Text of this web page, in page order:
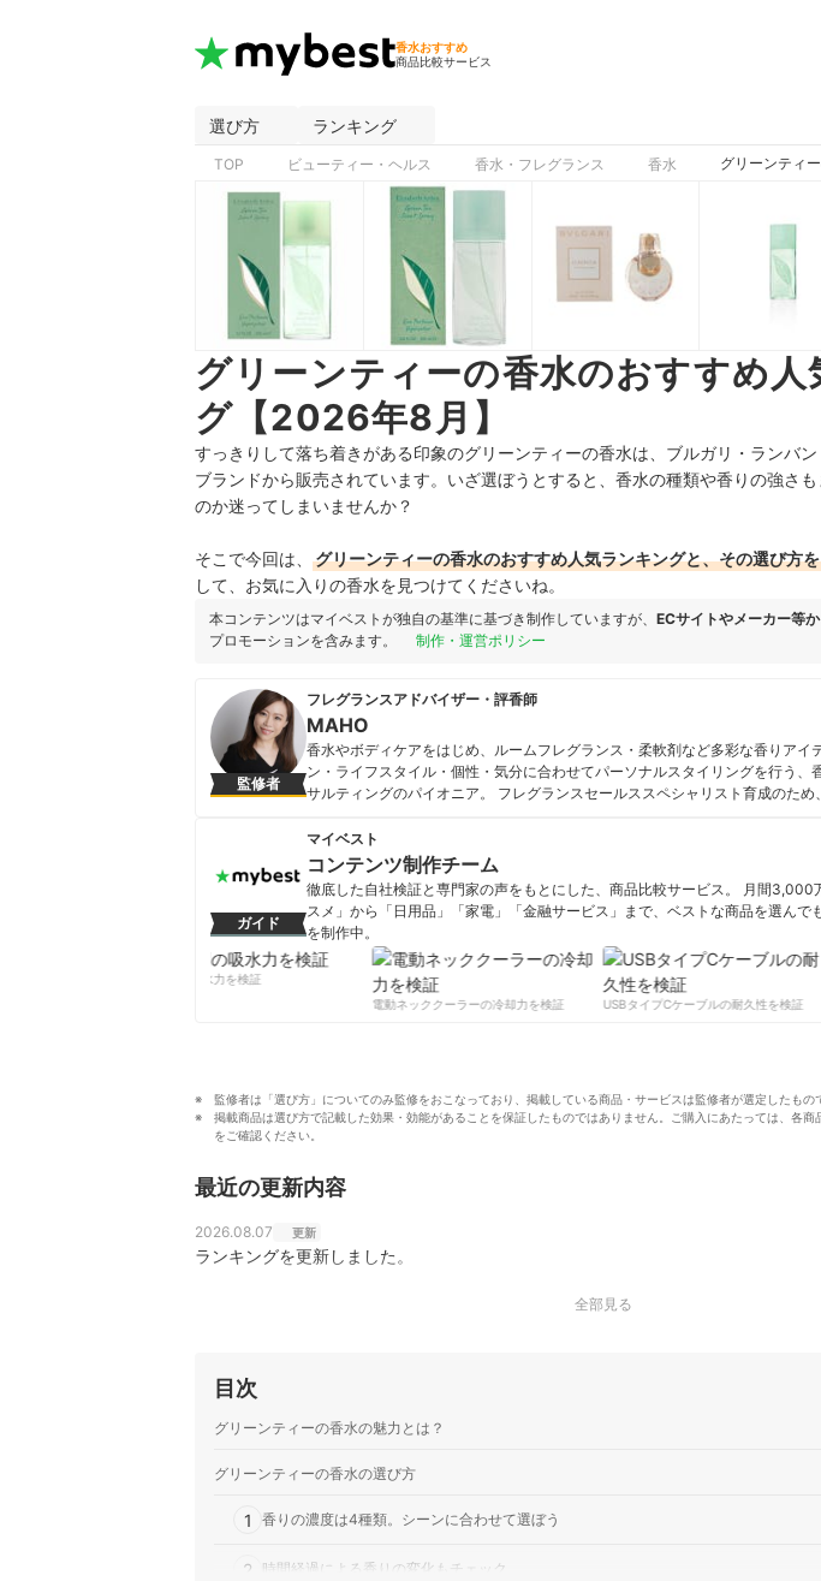
香水おすすめ
商品比較サービス
選び方 ランキング
TOP ビューティー・ヘルス 香水・フレグランス 香水 グリーンティ
グリーンティーの香水のおすすめ人
グ【2026年8月】
すっきりして落ち着きがある印象のグリーンティーの香水は、ブルガリ・ランバ
ブランドから販売されています。いざ選ぼうとすると、香水の種類や香りの強さ
のか迷ってしまいませんか？
そこで今回は、 グリーンティーの香水のおすすめ人気ランキングと、その選び方
して、お気に入りの香水を見つけてくださいね。
本コンテンツはマイベストが独自の基準に基づき制作していますが、 ECサイトやメーカー等
プロモーションを含みます。
制作・運営ポリシー
監修者
フレグランスアドバイザー・評香師
MAHO
香水やボディケアをはじめ、ルームフレグランス・柔軟剤など多彩な香りアイ
ン・ライフスタイル・個性・気分に合わせてパーソナルスタイリングを行う、
サルティングのパイオニア。 フレグランスセールススペシャリスト育成のた
（https://www.jspt.jp/）。
MAHOのプロフィール
ガイド
マイベスト
コンテンツ制作チーム
徹底した自社検証と専門家の声をもとにした、商品比較サービス。 月間3,000
スメ」から「日用品」「家電」「金融サービス」まで、ベストな商品を選んで
を制作中。
コンテンツ制作チームのプロフィール
柔軟剤の吸水力を検証
電動ネッククーラーの冷却力を検証
USBタイプCケーブルの耐久性を検証
監修者は「選び方」についてのみ監修をおこなっており、掲載している商品・サービスは監修者が選定したもの
掲載商品は選び方で記載した効果・効能があることを保証したものではありません。ご購入にあたっては、各商
をご確認ください。
最近の更新内容
2026.08.07 更新
ランキングを更新しました。
全部見る
目次
グリーンティーの香水の魅力とは？
グリーンティーの香水の選び方
1 香りの濃度は4種類。シーンに合わせて選ぼう
2 時間経過による香りの変化もチェック